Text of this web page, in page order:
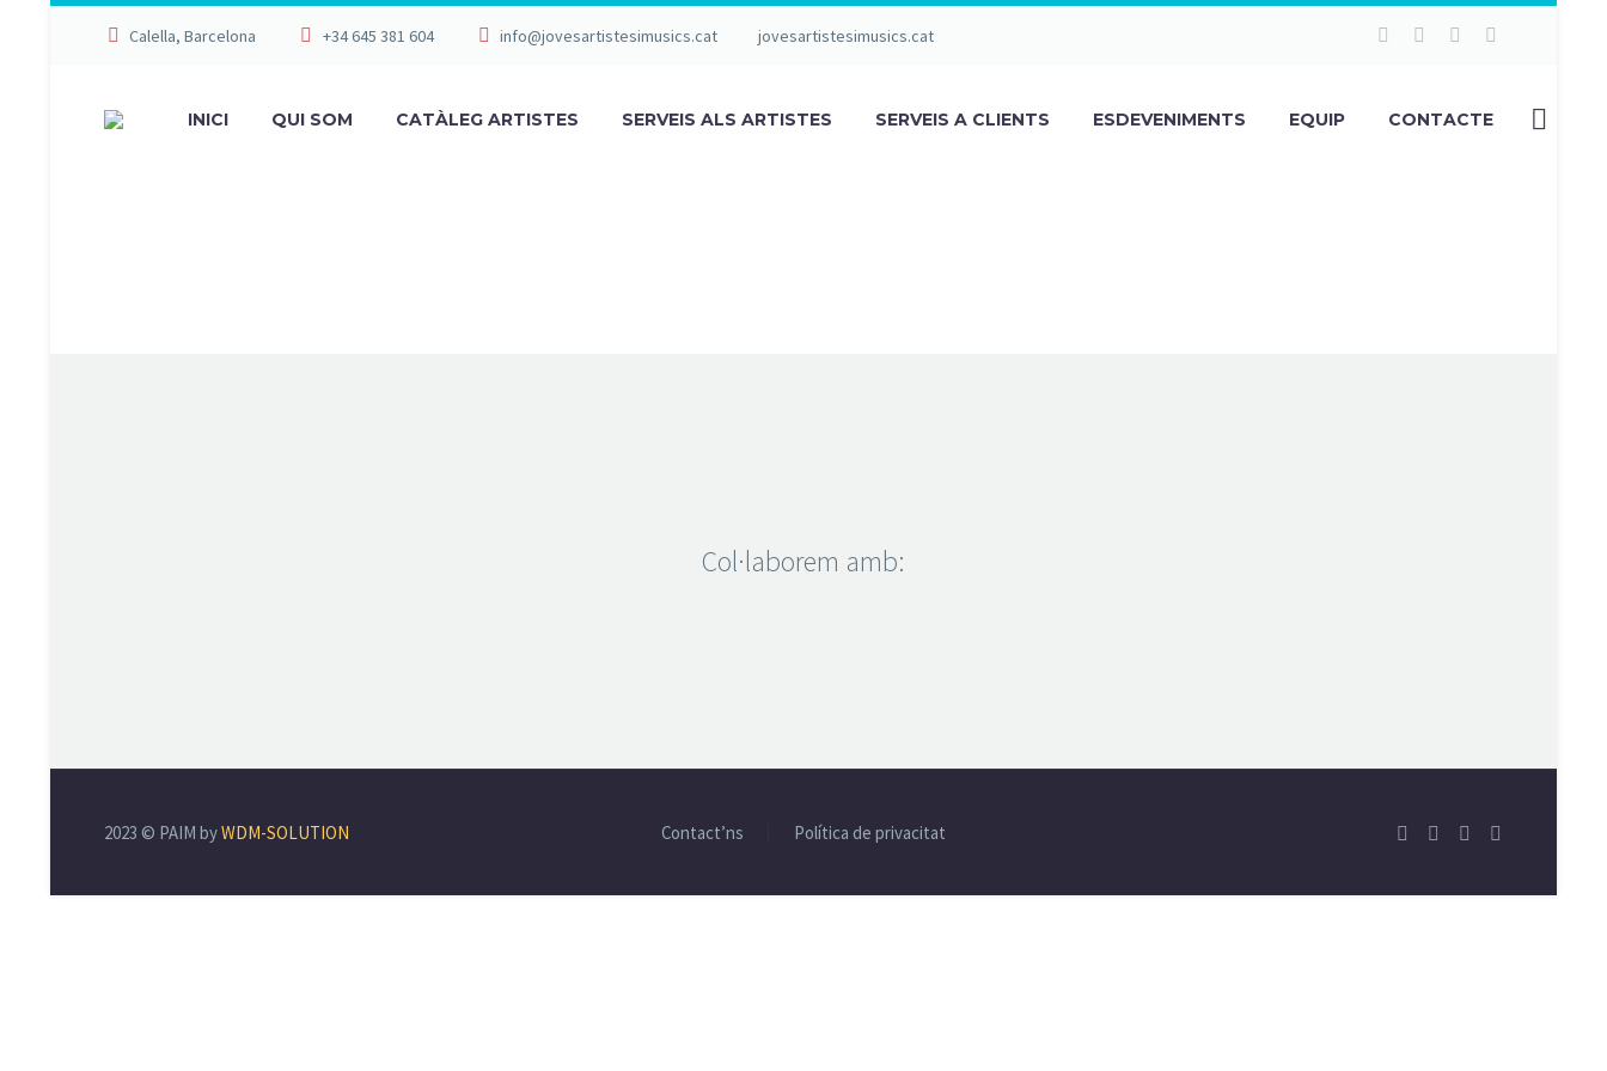
Calella, Barcelona +34 645 381 604 info@jovesartistesimusics.cat jovesartistesimusics.cat
INICI QUI SOM CATÀLEG ARTISTES SERVEIS ALS ARTISTES SERVEIS A CLIENTS ESDEVENIMENTS EQUIP CONTACTE
Col·laborem amb:
Contact’ns Política de privacitat
2023 © PAIM byWDM-SOLUTION